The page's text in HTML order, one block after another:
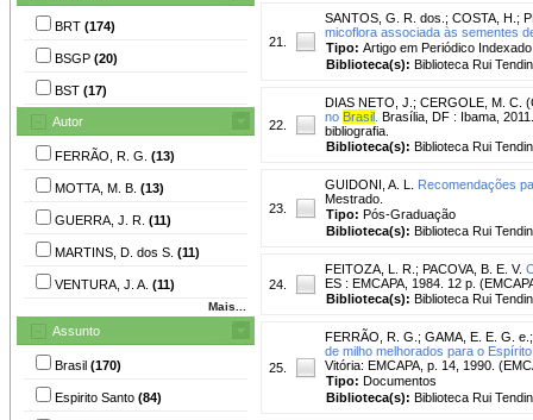
BRT (174)
BSGP (20)
BST (17)
Autor
FERRÃO, R. G. (13)
MOTTA, M. B. (13)
GUERRA, J. R. (11)
MARTINS, D. dos S. (11)
VENTURA, J. A. (11)
Mais...
Assunto
Brasil (170)
Espirito Santo (84)
21.
SANTOS, G. R. dos. ; COSTA, H. ;
micoflora associada às sementes
Tipo: Artigo em Periódico Indexado
Biblioteca(s): Biblioteca Rui
22.
DIAS NETO, J. ; CERGOLE, M. C.
no Brasil Brasília, DF : Ibama,
bibliografia.
Biblioteca(s): Biblioteca Rui
23.
GUIDONI, A. L.
Recomendações
Mestrado.
Tipo: Pós-Graduação
Biblioteca(s): Biblioteca Rui
24.
FEITOZA, L. R. ; PACOVA, B. E. V.
ES : EMCAPA, 1984. 12 p.
Biblioteca(s): Biblioteca Rui
25.
FERRÃO, R. G. ; GAMA, E. E. G. e.
de milho melhorados para o
Vitória: EMCAPA, p. 14, 1990.
Tipo: Documentos
Biblioteca(s): Biblioteca Rui